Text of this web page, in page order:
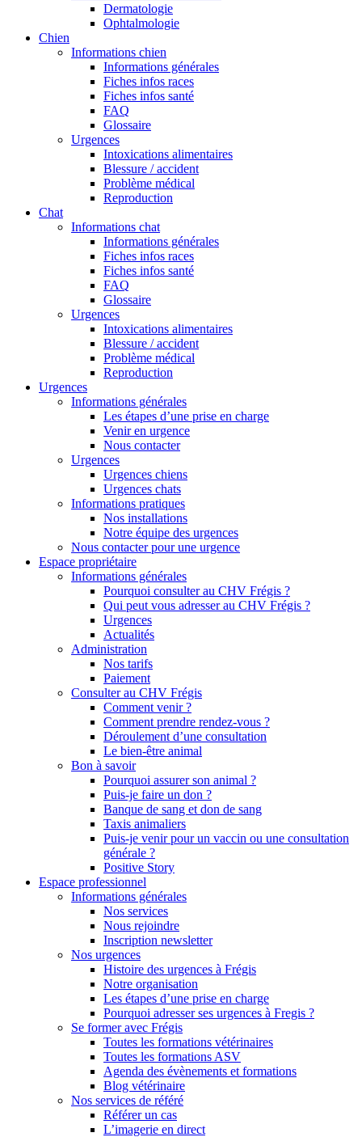
Dermatologie
Ophtalmologie
Chien
Informations chien
Informations générales
Fiches infos races
Fiches infos santé
FAQ
Glossaire
Urgences
Intoxications alimentaires
Blessure / accident
Problème médical
Reproduction
Chat
Informations chat
Informations générales
Fiches infos races
Fiches infos santé
FAQ
Glossaire
Urgences
Intoxications alimentaires
Blessure / accident
Problème médical
Reproduction
Urgences
Informations générales
Les étapes d’une prise en charge
Venir en urgence
Nous contacter
Urgences
Urgences chiens
Urgences chats
Informations pratiques
Nos installations
Notre équipe des urgences
Nous contacter pour une urgence
Espace propriétaire
Informations générales
Pourquoi consulter au CHV Frégis ?
Qui peut vous adresser au CHV Frégis ?
Urgences
Actualités
Administration
Nos tarifs
Paiement
Consulter au CHV Frégis
Comment venir ?
Comment prendre rendez-vous ?
Déroulement d’une consultation
Le bien-être animal
Bon à savoir
Pourquoi assurer son animal ?
Puis-je faire un don ?
Banque de sang et don de sang
Taxis animaliers
Puis-je venir pour un vaccin ou une consultation
générale ?
Positive Story
Espace professionnel
Informations générales
Nos services
Nous rejoindre
Inscription newsletter
Nos urgences
Histoire des urgences à Frégis
Notre organisation
Les étapes d’une prise en charge
Pourquoi adresser ses urgences à Fregis ?
Se former avec Frégis
Toutes les formations vétérinaires
Toutes les formations ASV
Agenda des évènements et formations
Blog vétérinaire
Nos services de référé
Référer un cas
L’imagerie en direct